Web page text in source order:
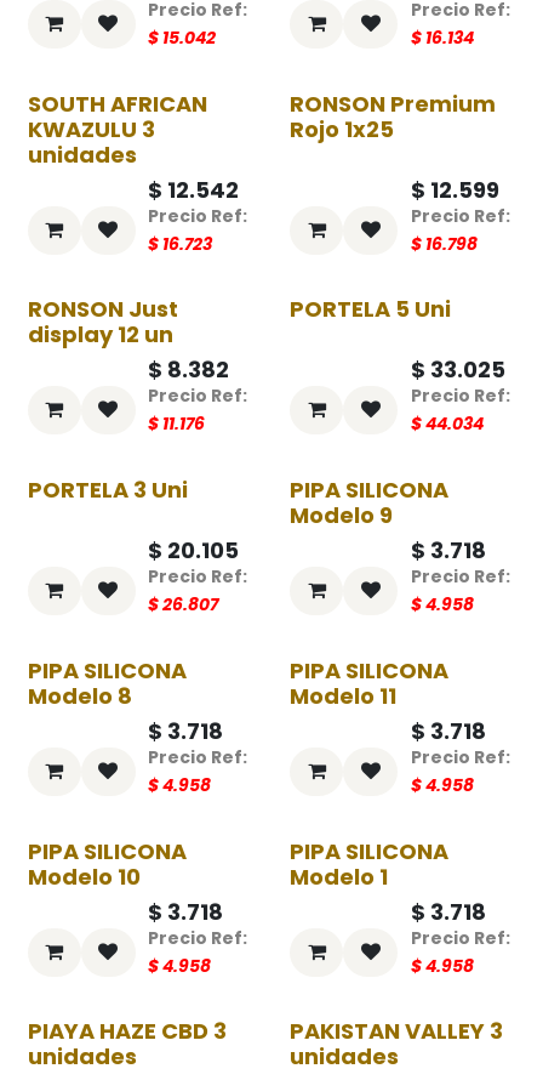
$ 15.042 $ 16.134
-25%
SOUTH AFRICAN
KWAZULU 3
unidades
$ 12.542
$ 16.723
-25%
RONSON Premium
Rojo 1x25
$ 12.599
$ 16.798
RONSON Just
display 12 un
$ 8.382
$ 11.176
PORTELA 5 Uni
$ 33.025
$44.034
PORTELA 3 Uni
$ 20.105
$26.807
PIPA SILICONA
Modelo 9
$ 3.718
$4.958
PIPA SILICONA
Modelo 8
$ 3.718
$4.958
PIPA SILICONA
Modelo 11
$ 3.718
$4.958
PIPA SILICONA
Modelo 10
$ 3.718
$4.958
PIPA SILICONA
Modelo 1
$ 3.718
$4.958
-25%
PIAYA HAZE CBD 3
unidades
-25%
PAKISTAN VALLEY 3
unidades